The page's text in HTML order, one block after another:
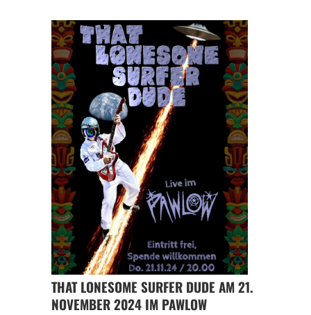
THAT LONESOME SURFER DUDE AM 21.
NOVEMBER 2024 IM PAWLOW